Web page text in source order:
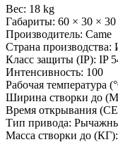
Вес: 18 kg
Габариты: 60 × 30 × 30
Производитель: Came
Страна производства:
Класс защиты (IP): IP
Интенсивность: 100
Рабочая температура
Ширина створки до
Время открывания
Тип привода:
Масса створки до